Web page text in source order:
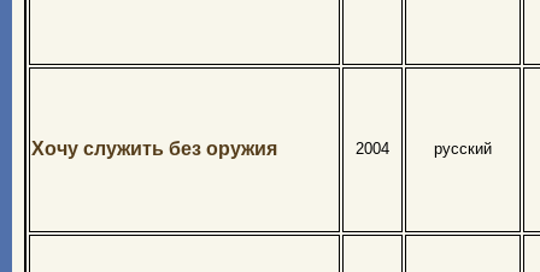
Хочу служить без оружия 2004 русский